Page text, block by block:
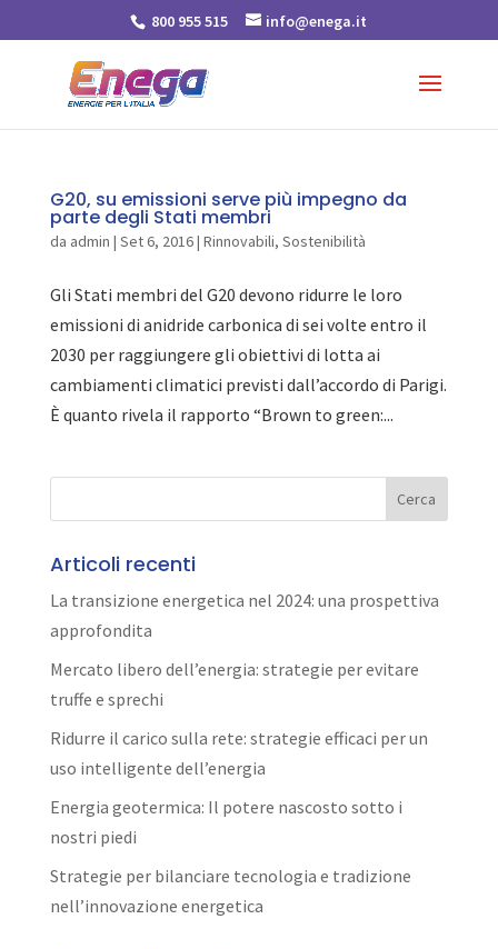
800 955 515 info@enega.it
G20, su emissioni serve più impegno da
parte degli Stati membri
da admin | Set 6, 2016| Rinnovabili, Sostenibilità
Gli Stati membri del G20 devono ridurre le loro
emissioni di anidride carbonica di sei volte entro il
2030 per raggiungere gli obiettivi di lotta ai
cambiamenti climatici previsti dall’accordo di Parigi.
È quanto rivela il rapporto “Brown to green:...
Articoli recenti
La transizione energetica nel 2024: una prospettiva
approfondita
Mercato libero dell’energia: strategie per evitare
truffe e sprechi
Ridurre il carico sulla rete: strategie efficaci per un
uso intelligente dell’energia
Energia geotermica: Il potere nascosto sotto i
nostri piedi
Strategie per bilanciare tecnologia e tradizione
nell’innovazione energetica